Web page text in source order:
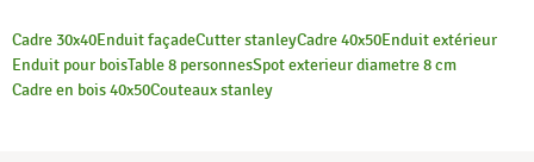
Cadre 30x40Enduit façadeCutter stanleyCadre 40x50Enduit extérieur
Enduit pour boisTable 8 personnesSpot exterieur diametre 8 cm
Cadre en bois 40x50Couteaux stanley